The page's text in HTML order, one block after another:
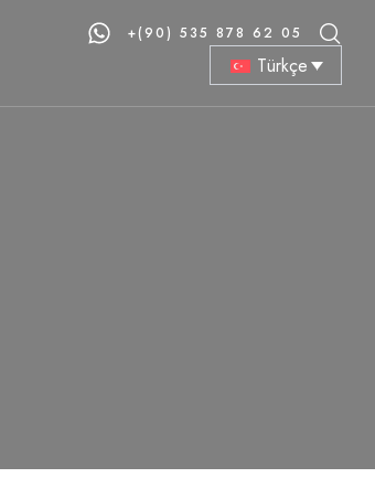
+(90) 535 878 62 05
Türkçe